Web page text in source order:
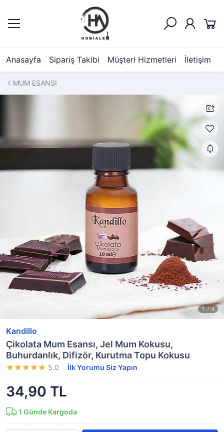
Anasayfa Sipariş Takibi Müşteri Hizmetleri İletişim
MUM ESANSI
Kandillo
Çikolata Mum Esansı, Jel Mum Kokusu,
Buhurdanlık, Difizör, Kurutma Topu Kokusu
5.0 İlk Yorumu Siz Yapın
34,90 TL
1 Günde Kargoda